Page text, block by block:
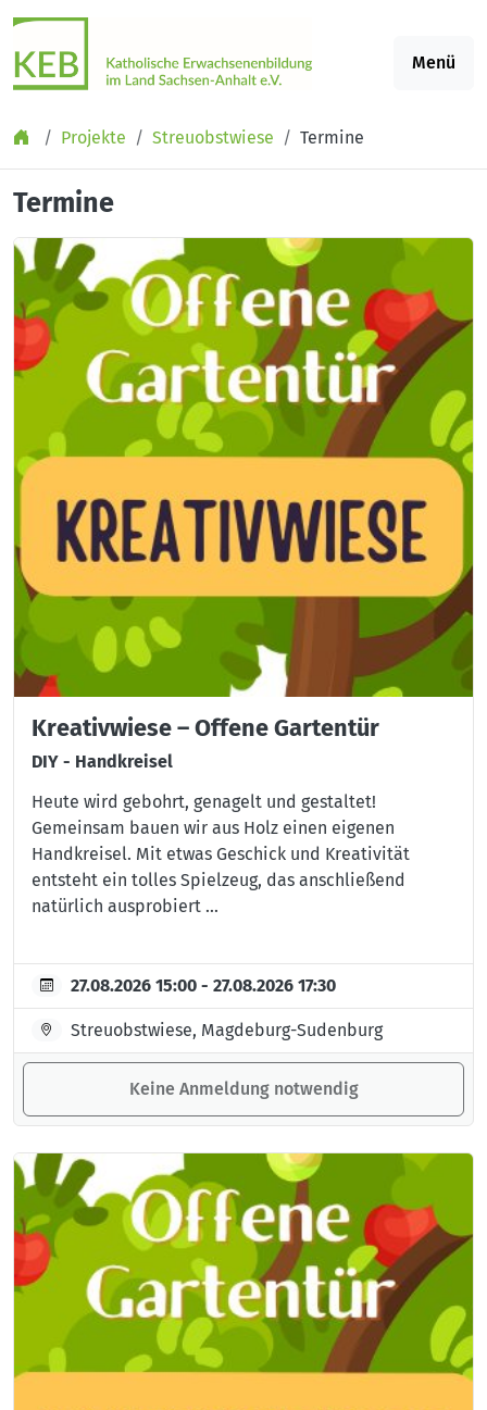
Menü
Projekte Streuobstwiese Termine
Termine
Kreativwiese – Offene Gartentür
DIY - Handkreisel
Heute wird gebohrt, genagelt und gestaltet!
Gemeinsam bauen wir aus Holz einen eigenen
Handkreisel. Mit etwas Geschick und Kreativität
entsteht ein tolles Spielzeug, das anschließend
natürlich ausprobiert ...
27.08.2026 15:00 - 27.08.2026 17:30
Streuobstwiese, Magdeburg-Sudenburg
Keine Anmeldung notwendig